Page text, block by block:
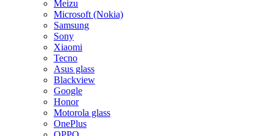
Meizu
Microsoft (Nokia)
Samsung
Sony
Xiaomi
Tecno
Asus glass
Blackview
Google
Honor
Motorola glass
OnePlus